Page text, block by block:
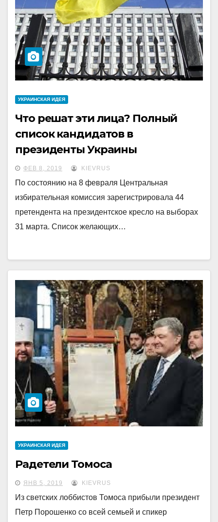
УКРАИНCКАЯ ИДЕЯ
Что решат эти лица? Полный
список кандидатов в
президенты Украины
ФЕВ 8, 2019 KIEVRUS
По состоянию на 8 февраля Центральная
избирательная комиссия зарегистрировала 44
претендента на президентское кресло на выборах
31 марта. Список желающих…
УКРАИНCКАЯ ИДЕЯ
Радетели Томоса
ЯНВ 5, 2019 KIEVRUS
Из светских лоббистов Томоса прибыли президент
Петр Порошенко со всей семьей и спикер